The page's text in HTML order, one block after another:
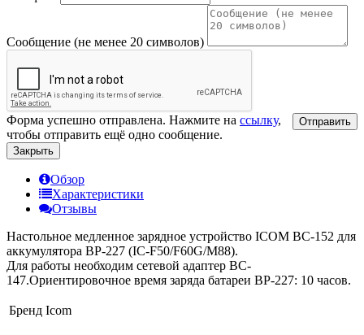
Сообщение (не менее 20 символов)
Отправить
Форма успешно отправлена. Нажмите на ссылку,
чтобы отправить ещё одно сообщение.
Закрыть
Обзор
Характеристики
Отзывы
Настольное медленное зарядное устройство ICOM BC-152 для
аккумулятора BP-227 (IC-F50/F60G/M88).
Для работы необходим сетевой адаптер BC-
147.Ориентировочное время заряда батареи BP-227: 10 часов.
Бренд Icom